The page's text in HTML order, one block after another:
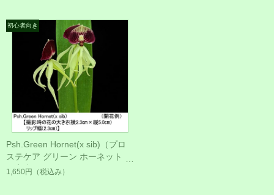
Psh.Green Hornet(x sib)（プロ
ステケア グリーン ホーネット）
（実生）
1,650円 （税込み）